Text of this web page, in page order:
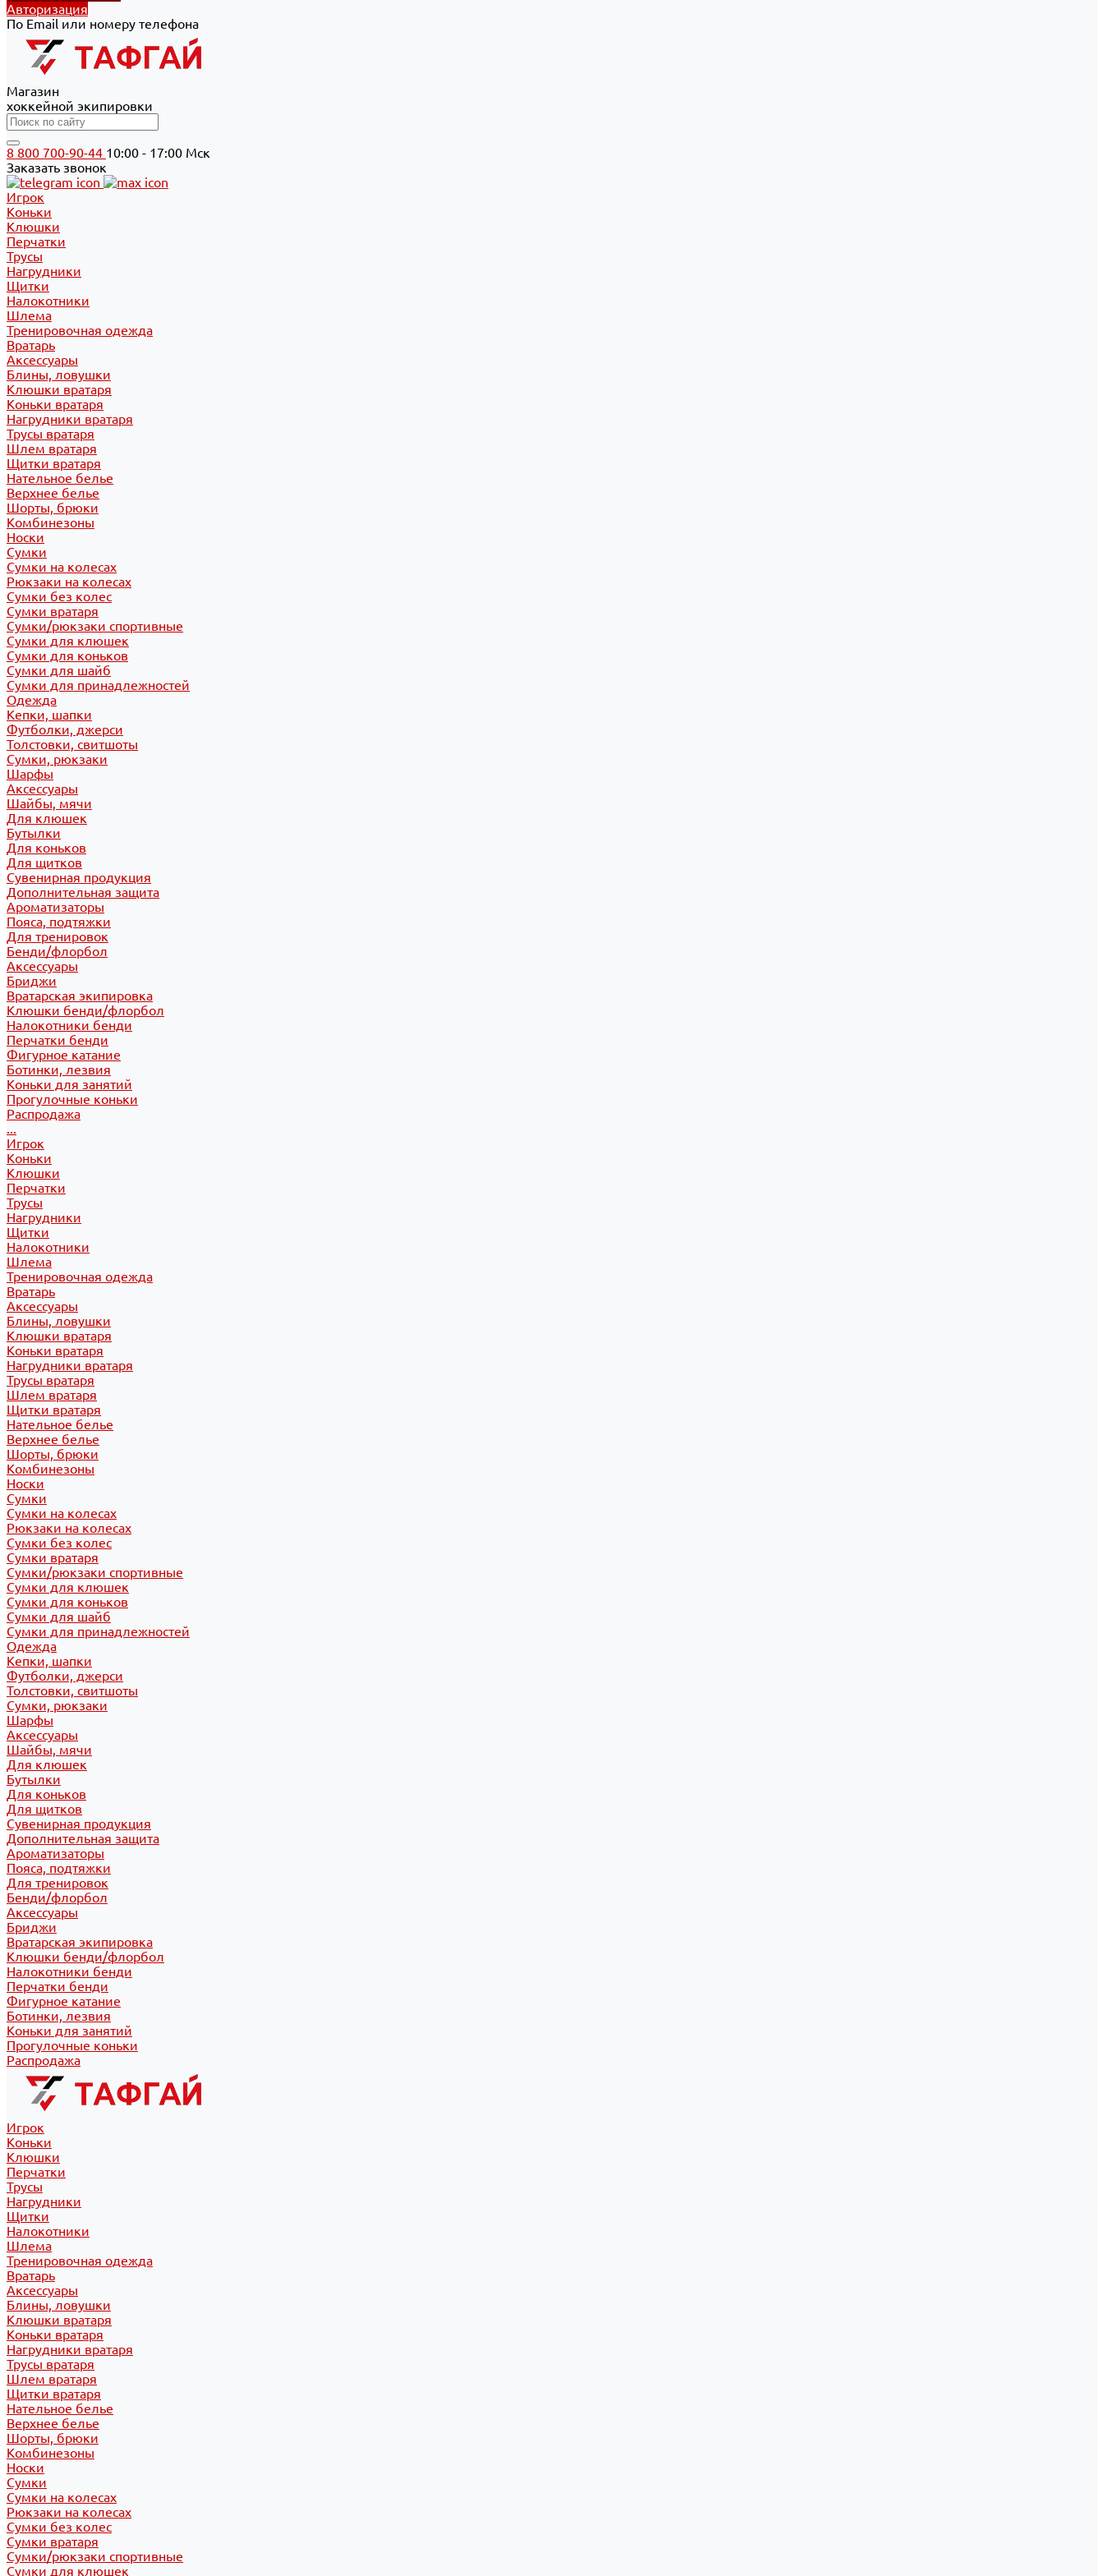
Авторизация
По Email или номеру телефона
Магазин
хоккейной экипировки
8 800 700-90-44 10:00 - 17:00 Мск
Заказать звонок
Игрок
Коньки
Клюшки
Перчатки
Трусы
Нагрудники
Щитки
Налокотники
Шлема
Тренировочная одежда
Вратарь
Аксессуары
Блины, ловушки
Клюшки вратаря
Коньки вратаря
Нагрудники вратаря
Трусы вратаря
Шлем вратаря
Щитки вратаря
Нательное белье
Верхнее белье
Шорты, брюки
Комбинезоны
Носки
Сумки
Сумки на колесах
Рюкзаки на колесах
Сумки без колес
Сумки вратаря
Сумки/рюкзаки спортивные
Сумки для клюшек
Сумки для коньков
Сумки для шайб
Сумки для принадлежностей
Одежда
Кепки, шапки
Футболки, джерси
Толстовки, свитшоты
Сумки, рюкзаки
Шарфы
Аксессуары
Шайбы, мячи
Для клюшек
Бутылки
Для коньков
Для щитков
Сувенирная продукция
Дополнительная защита
Ароматизаторы
Пояса, подтяжки
Для тренировок
Бенди/флорбол
Аксессуары
Бриджи
Вратарская экипировка
Клюшки бенди/флорбол
Налокотники бенди
Перчатки бенди
Фигурное катание
Ботинки, лезвия
Коньки для занятий
Прогулочные коньки
Распродажа
...
Игрок
Коньки
Клюшки
Перчатки
Трусы
Нагрудники
Щитки
Налокотники
Шлема
Тренировочная одежда
Вратарь
Аксессуары
Блины, ловушки
Клюшки вратаря
Коньки вратаря
Нагрудники вратаря
Трусы вратаря
Шлем вратаря
Щитки вратаря
Нательное белье
Верхнее белье
Шорты, брюки
Комбинезоны
Носки
Сумки
Сумки на колесах
Рюкзаки на колесах
Сумки без колес
Сумки вратаря
Сумки/рюкзаки спортивные
Сумки для клюшек
Сумки для коньков
Сумки для шайб
Сумки для принадлежностей
Одежда
Кепки, шапки
Футболки, джерси
Толстовки, свитшоты
Сумки, рюкзаки
Шарфы
Аксессуары
Шайбы, мячи
Для клюшек
Бутылки
Для коньков
Для щитков
Сувенирная продукция
Дополнительная защита
Ароматизаторы
Пояса, подтяжки
Для тренировок
Бенди/флорбол
Аксессуары
Бриджи
Вратарская экипировка
Клюшки бенди/флорбол
Налокотники бенди
Перчатки бенди
Фигурное катание
Ботинки, лезвия
Коньки для занятий
Прогулочные коньки
Распродажа
Игрок
Коньки
Клюшки
Перчатки
Трусы
Нагрудники
Щитки
Налокотники
Шлема
Тренировочная одежда
Вратарь
Аксессуары
Блины, ловушки
Клюшки вратаря
Коньки вратаря
Нагрудники вратаря
Трусы вратаря
Шлем вратаря
Щитки вратаря
Нательное белье
Верхнее белье
Шорты, брюки
Комбинезоны
Носки
Сумки
Сумки на колесах
Рюкзаки на колесах
Сумки без колес
Сумки вратаря
Сумки/рюкзаки спортивные
Сумки для клюшек